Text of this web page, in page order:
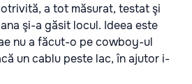
a tot măsurat, testat şi
şi-a găsit locul. Ideea este
nu a făcut-o pe cowboy-ul
un cablu peste lac, în ajutor i-